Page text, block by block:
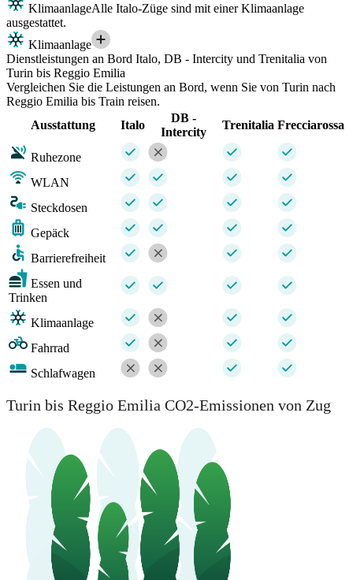
KlimaanlageAlle Italo-Züge sind mit einer Klimaanlage
ausgestattet.
Klimaanlage
Dienstleistungen an Bord Italo, DB - Intercity und Trenitalia von
Turin bis Reggio Emilia
Vergleichen Sie die Leistungen an Bord, wenn Sie von Turin nach
Reggio Emilia bis Train reisen.
Ausstattung
Italo
DB -
Intercity
Trenitalia Frecciarossa
Ruhezone
WLAN
Steckdosen
Gepäck
Barrierefreiheit
Essen und
Trinken
Klimaanlage
Fahrrad
Schlafwagen
Turin bis Reggio Emilia CO2-Emissionen von Zug